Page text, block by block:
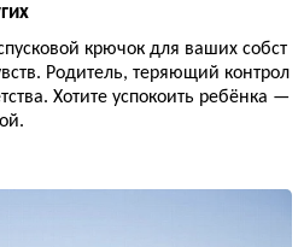
крючок для ваших собст
Родитель, теряющий контрол
Хотите успокоить ребёнка —